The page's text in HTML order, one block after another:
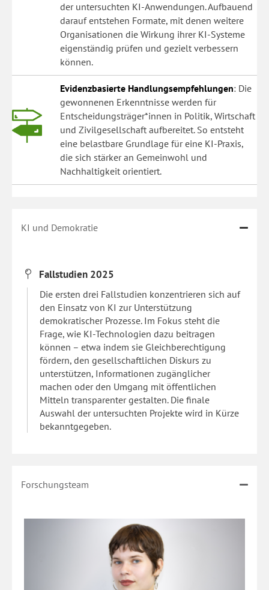
der untersuchten KI-Anwendungen. Aufbauend
darauf entstehen Formate, mit denen weitere
Organisationen die Wirkung ihrer KI-Systeme
eigenständig prüfen und gezielt verbessern
können.
Evidenzbasierte Handlungsempfehlungen: Die
gewonnenen Erkenntnisse werden für
Entscheidungsträger*innen in Politik, Wirtschaft
und Zivilgesellschaft aufbereitet. So entsteht
eine belastbare Grundlage für eine KI-Praxis,
die sich stärker an Gemeinwohl und
Nachhaltigkeit orientiert.
KI und Demokratie
Fallstudien 2025
Die ersten drei Fallstudien konzentrieren sich auf
den Einsatz von KI zur Unterstützung
demokratischer Prozesse. Im Fokus steht die
Frage, wie KI-Technologien dazu beitragen
können – etwa indem sie Gleichberechtigung
fördern, den gesellschaftlichen Diskurs zu
unterstützen, Informationen zugänglicher
machen oder den Umgang mit öffentlichen
Mitteln transparenter gestalten. Die finale
Auswahl der untersuchten Projekte wird in Kürze
bekanntgegeben.
Forschungsteam